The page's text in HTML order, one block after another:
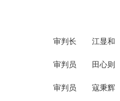
审判长 江显和
审判员 田心则
审判员 寇秉辉